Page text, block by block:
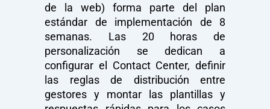
de la web) forma parte del plan
estándar de implementación de 8
semanas. Las 20 horas de
personalización se dedican a
configurar el Contact Center, definir
las reglas de distribución entre
gestores y montar las plantillas y